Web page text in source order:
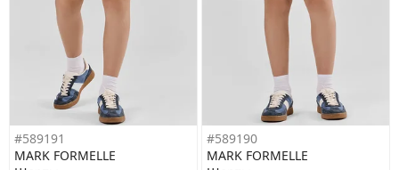
#589191
MARK FORMELLE
#589190
MARK FORMELLE